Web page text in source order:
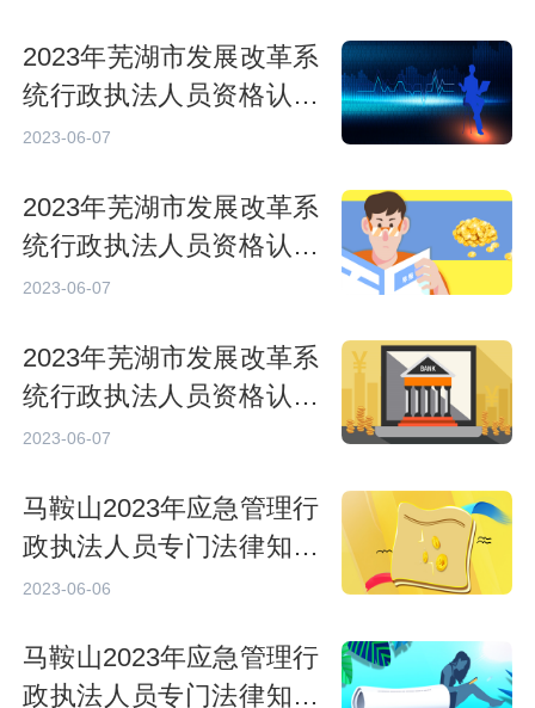
2023年芜湖市发展改革系
统行政执法人员资格认证
专门法律知识考试时间和
2023-06-07
2023年芜湖市发展改革系
统行政执法人员资格认证
专门法律知识考试内容
2023-06-07
2023年芜湖市发展改革系
统行政执法人员资格认证
专门法律知识考试其他事
2023-06-07
马鞍山2023年应急管理行
政执法人员专门法律知识
考试注意事项
2023-06-06
马鞍山2023年应急管理行
政执法人员专门法律知识